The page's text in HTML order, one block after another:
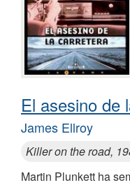
El asesino de
James Ellroy
Killer on the road,
Martin Plunkett ha